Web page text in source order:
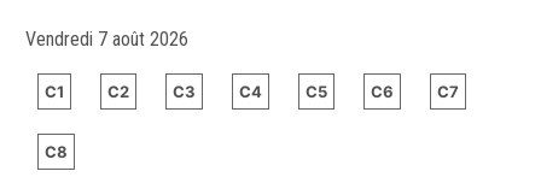
Vendredi 7 août 2026
C1 C2 C3 C4 C5 C6 C7
C8